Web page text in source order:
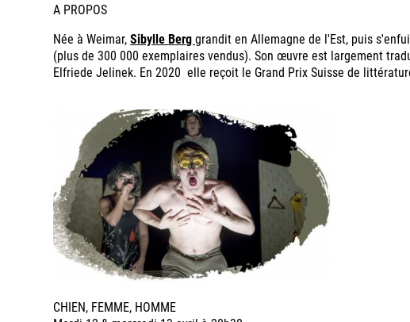
A PROPOS
Née à Weimar,Sibylle Berggrandit en Allemagne de l'Est, puis
(plus de 300 000 exemplaires vendus). Son œuvre est largement
Elfriede Jelinek. En 2020 elle reçoit le Grand Prix Suisse de
CHIEN, FEMME, HOMME